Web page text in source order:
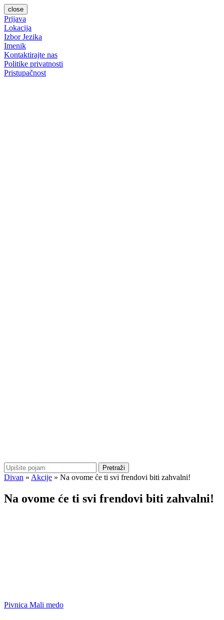
close
Prijava
Lokacija
Izbor Jezika
Imenik
Kontaktirajte nas
Politike privatnosti
Pristupačnost
Pretraži
Divan » Akcije » Na ovome će ti svi frendovi biti zahvalni!
Na ovome će ti svi frendovi biti zahvalni!
Pivnica Mali medo